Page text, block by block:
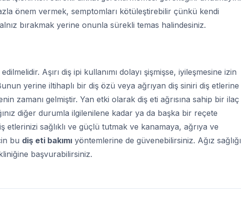
önem vermek, semptomları kötüleştirebilir çünkü kendi
bırakmak yerine onunla sürekli temas halindesiniz.
Aşırı diş ipi kullanımı dolayı şişmişse, iyileşmesine izin
yerine iltihaplı bir diş özü veya ağrıyan diş siniri diş etlerine
zamanı gelmiştir. Yan etki olarak diş eti ağrısına sahip bir ilaç
diğer durumla ilgilenilene kadar ya da başka bir reçete
etlerinizi sağlıklı ve güçlü tutmak ve kanamaya, ağrıya ve
bu diş eti bakımı yöntemlerine de güvenebilirsiniz. Ağız sağlığı
başvurabilirsiniz.